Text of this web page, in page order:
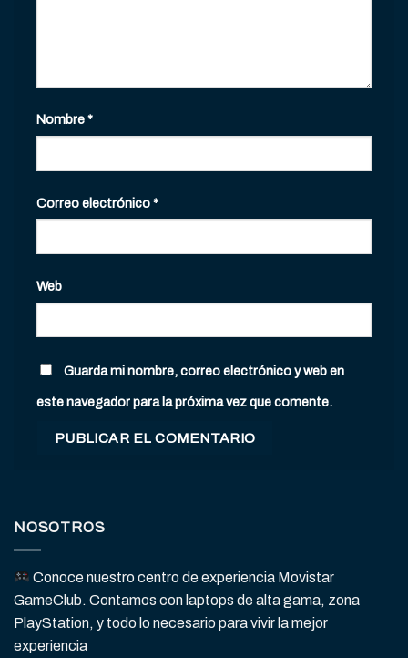
Nombre*
Correo electrónico*
Web
Guarda mi nombre, correo electrónico y web en
este navegador para la próxima vez que comente.
NOSOTROS
Conoce nuestro centro de experiencia Movistar
GameClub. Contamos con laptops de alta gama, zona
PlayStation, y todo lo necesario para vivir la mejor
experiencia